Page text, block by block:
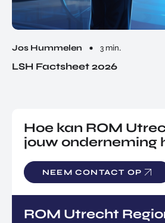
Jos Hummelen 3 min.
LSH Factsheet 2026
Hoe kan ROM
jouw onderneming
NEEM CONTACT OP
ROM Utrecht